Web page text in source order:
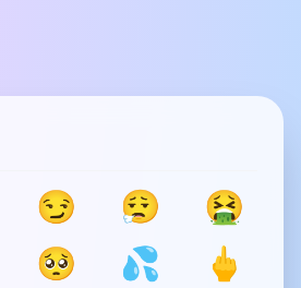
😏 😮‍💨
🤮
🥺 💦 🖕